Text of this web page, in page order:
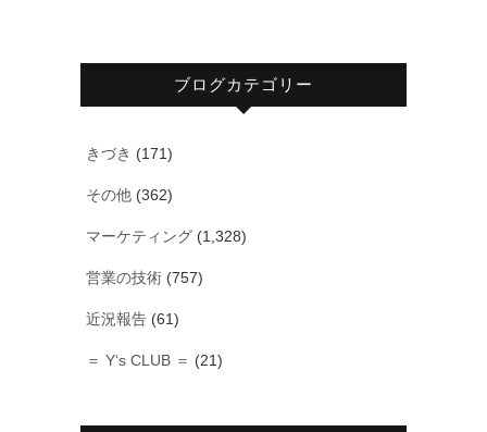
ブログカテゴリー
きづき (171)
その他 (362)
マーケティング (1,328)
営業の技術 (757)
近況報告 (61)
＝ Y‘s CLUB ＝ (21)